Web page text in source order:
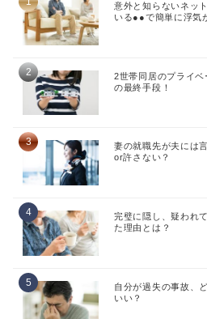
意外と知らないネッ
いる●●で簡単に浮気
2世帯同居のプライ
の最終手段！
妻の就職先が夫には
or許さない？
完璧に隠し、疑われ
た理由とは？
自分が過失の事故、
いい？